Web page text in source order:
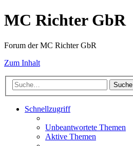
MC Richter GbR
Forum der MC Richter GbR
Zum Inhalt
Suche
Schnellzugriff
Unbeantwortete Themen
Aktive Themen